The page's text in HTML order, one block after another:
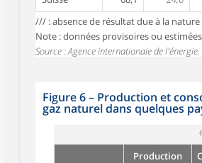
/// : absence de résultat due à la nature
Note : données provisoires ou
Source : Agence internationale de l'énergie.
Figure 6– Production et
gaz naturel dans quelques
Production